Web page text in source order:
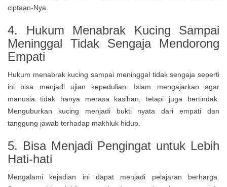
ciptaan-Nya.
4. Hukum Menabrak Kucing Sampai
Meninggal Tidak Sengaja Mendorong
Empati
Hukum menabrak kucing sampai meninggal tidak sengaja seperti
ini bisa menjadi ujian kepedulian. Islam mengajarkan agar
manusia tidak hanya merasa kasihan, tetapi juga bertindak.
Menguburkan kucing menjadi bukti nyata dari empati dan
tanggung jawab terhadap makhluk hidup.
5. Bisa Menjadi Pengingat untuk Lebih
Hati-hati
Mengalami kejadian ini dapat menjadi pelajaran berharga.